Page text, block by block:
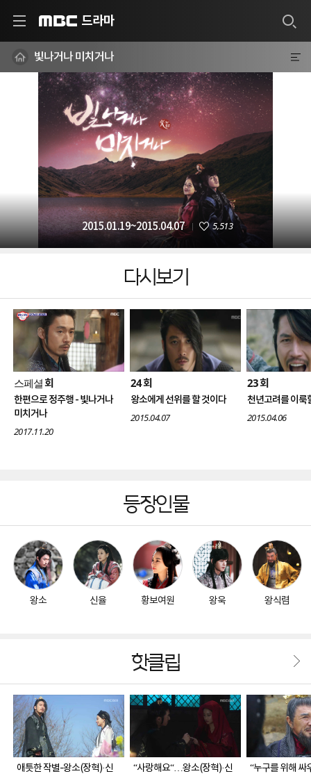
드라마
빛나거나 미치거나
2015.01.19~2015.04.07 5,513
다시보기
스페셜회
한편으로 정주행 - 빛나거나
미치거나
2017.11.20
24회
왕소에게 선위를 할 것이다
2015.04.07
23회
천년고려를 이룩
2015.04.06
등장인물
왕소 신율 황보여원 왕욱 왕식렴
핫클립
애틋한 작별-왕소(장혁)·신
“사랑해요“…왕소(장혁)·신
“누구를 위해